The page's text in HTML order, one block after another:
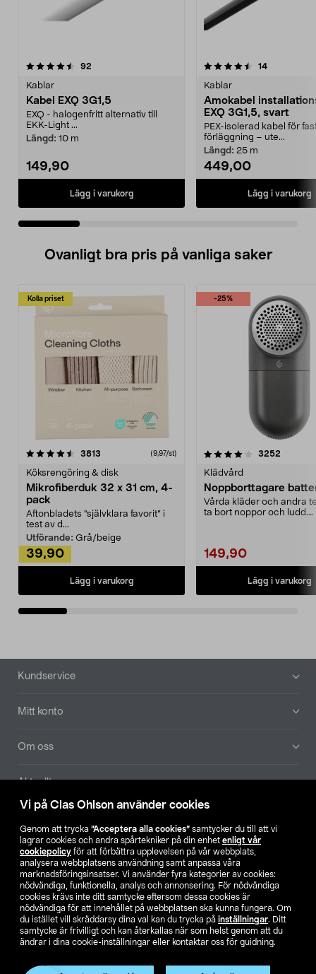
Vi på Clas Ohlson använder cookies
Genom att trycka ”Acceptera alla cookies” samtycker du till att vi
lagrar cookies och andra spårtekniker på din enhet enligt vår
cookiepolicy för att förbättra upplevelsen på vår webbplats,
analysera webbplatsens användning samt anpassa våra
marknadsföringsinsatser. Vi använder fyra kategorier av cookies:
nödvändiga, funktionella, analys och annonsering. För nödvändiga
cookies krävs inte ditt samtycke eftersom dessa cookies är
nödvändiga för att innehållet på webbplatsen ska kunna fungera. Om
du istället vill skräddarsy dina val kan du trycka på inställningar. Ditt
samtycke är frivilligt och kan återkallas när som helst genom att du
ändrar i dina cookie-inställningar eller kontaktar oss för guidning.
92
Kablar
Kabel EXQ 3G1,5
EXQ - halogenfritt alternativ till
EKK-Light ...
Längd: 10 m
149,90
Lägg i varukorg
4.5 av 5 stjärnor 14recensioner
Kablar
Amokabel
EXQ 3G1,5, svart
PEX-isolerad kabel för
förläggning – ute...
Längd: 25 m
449,00
Lägg i varukorg
4.5 av 5 stjärnor
Ovanligt bra pris på vanliga saker
Kolla priset
3813 (9,97/st)
Köksrengöring & disk
Mikrofiberduk 32 x 31 cm, 4-
pack
Aftonbladets "självklara favorit” i
test av d...
Utförande: Grå/beige
39,90
Lägg i varukorg
-25%
4.0av 5 stjärnor 3252
Klädvård
Noppborttagare
Vårda kläder och andra
ta bort noppor och ludd.
149,90
Lägg i varukorg
4.5av 5 stjärnor
Sidfot
Kundservice
Mitt konto
Om oss
Aktuellt
Hitta butik
SE NO FI